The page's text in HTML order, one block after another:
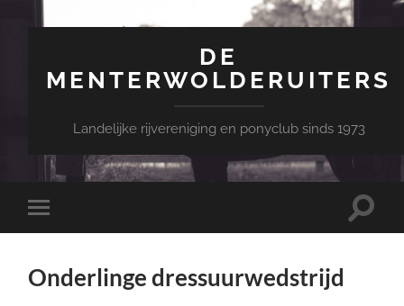
DE
MENTERWOLDERUITERS
Landelijke rijvereniging en ponyclub sinds 1973
Toggle
mobiel
Toggle
Onderlinge dressuurwedstrijd